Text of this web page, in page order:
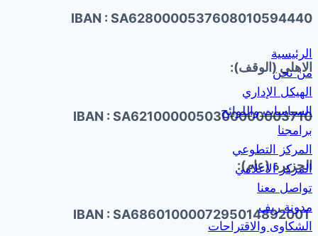
الرئيسية
من نحن
الهيكل الإداري
السياسات واللوائح
برامجنا
المركز التطوعي
المركز الاعلامي
تواصل معنا
مدونة ريف
الشكاوى والاقتراحات
IBAN : SA6280000537608010594440
الاهلي (الوقف):
IBAN : SA6210000050300000003710
الجزيرة (عام):
IBAN : SA6860100007295014892001